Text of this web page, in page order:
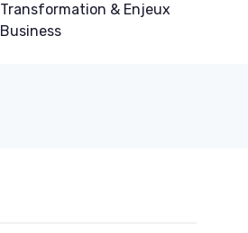
Transformation & Enjeux
Business